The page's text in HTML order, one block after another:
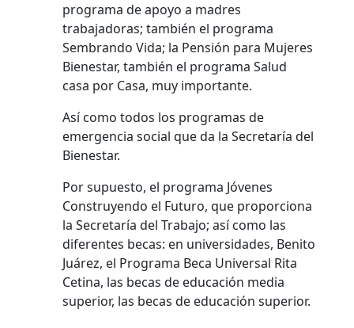
programa de apoyo a madres
trabajadoras; también el programa
Sembrando Vida; la Pensión para Mujeres
Bienestar, también el programa Salud
casa por Casa, muy importante.
Así como todos los programas de
emergencia social que da la Secretaría del
Bienestar.
Por supuesto, el programa Jóvenes
Construyendo el Futuro, que proporciona
la Secretaría del Trabajo; así como las
diferentes becas: en universidades, Benito
Juárez, el Programa Beca Universal Rita
Cetina, las becas de educación media
superior, las becas de educación superior.